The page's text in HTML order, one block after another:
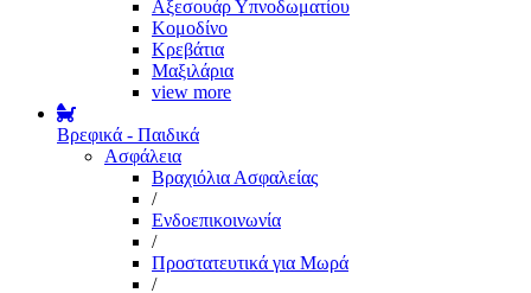
Αξεσουάρ Υπνοδωματίου
Κομοδίνο
Κρεβάτια
Μαξιλάρια
view more
Βρεφικά - Παιδικά
Ασφάλεια
Βραχιόλια Ασφαλείας
/
Ενδοεπικοινωνία
/
Προστατευτικά για Μωρά
/